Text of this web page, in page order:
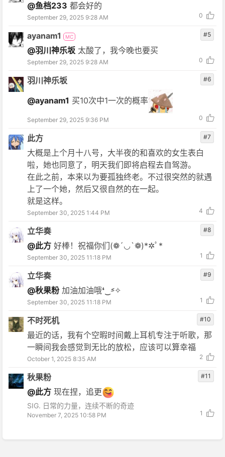
@鱼档233 都会好的
September 29, 2025 9:28 AM 0
ayanam1 MC
@羽川神乐坂 太酸了，我今晚也要买
September 29, 2025 9:28 AM
#5
0
羽川神乐坂
@ayanam1 买10次中1一次的概率
September 29, 2025 9:36 PM
#6
0
此方
大概是上个月十八号，大半夜的和喜欢的女生表白
啦，她也同意了，明天我们即将启程去自驾游。
在此之前，本来以为要孤独终老。不过很突然的就遇
上了一个她，然后又很自然的在一起。
就是这样。
September 30, 2025 1:44 PM
#7
4
立华奏
@此方 好棒！祝福你们(❁´◡`❁)*✲ﾟ*
September 30, 2025 11:18 PM
#8
1
立华奏
@秋果粉 加油加油哦❛‿˂̵✧
September 30, 2025 11:18 PM
#9
1
不时死机
最近的话，我有个空暇时间戴上耳机专注于听歌，那
一瞬间我会感觉到无比的放松，应该可以算幸福
October 1, 2025 8:35 AM
#10
2
秋果粉
@此方 现在捏，追更
SIG. 日常的力量，连续不断的奇迹
November 7, 2025 10:58 PM
#11
1